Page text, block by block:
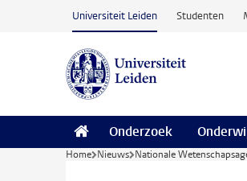
Ga naar hoofdinhoud
Universiteit Leiden Studenten
Onderzoek
Home Nieuws Nationale